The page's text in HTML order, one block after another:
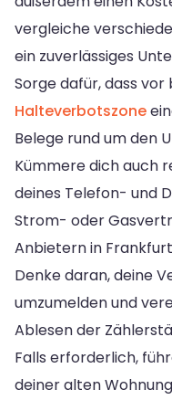
vergleiche
ein zuverlässiges
Sorge dafür, dass
Halteverbotszone
Belege rund um den
Kümmere dich auch
deines Telefon- und
Strom- oder
Anbietern in
Denke daran, deine
umzumelden und
Ablesen der
Falls erforderlich,
deiner alten